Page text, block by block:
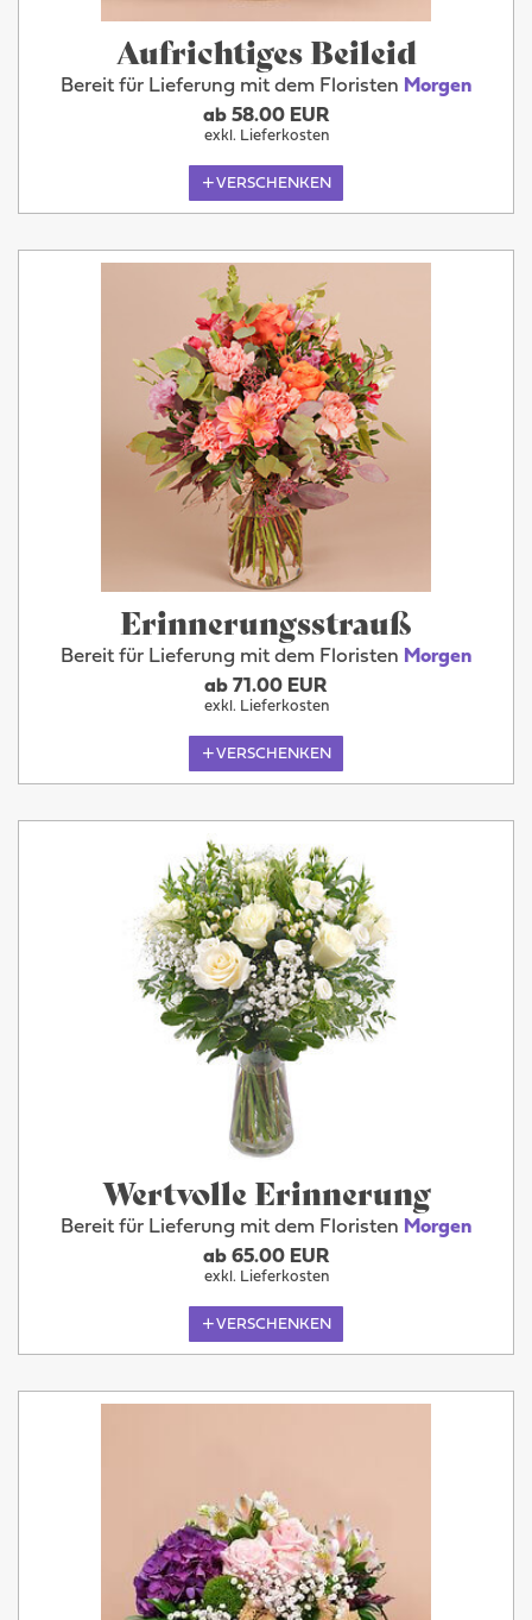
Aufrichtiges Beileid
Bereit für Lieferung mit dem Floristen Morgen
ab 58.00 EUR
exkl. Lieferkosten
VERSCHENKEN
Erinnerungsstrauß
Bereit für Lieferung mit dem Floristen Morgen
ab 71.00 EUR
exkl. Lieferkosten
VERSCHENKEN
Wertvolle Erinnerung
Bereit für Lieferung mit dem Floristen Morgen
ab 65.00 EUR
exkl. Lieferkosten
VERSCHENKEN